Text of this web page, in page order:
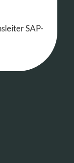
SAP-